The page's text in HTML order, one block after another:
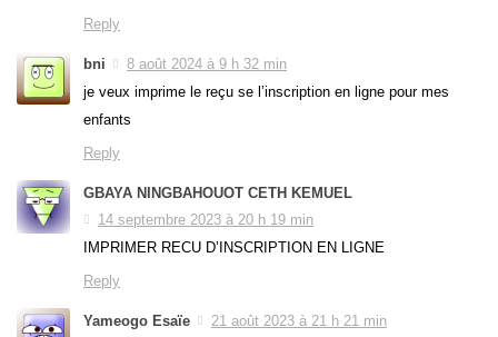
Reply
bni
8 août 2024 à 9 h 32 min
je veux imprime le reçu se l’inscription en ligne pour mes
enfants
Reply
GBAYA NINGBAHOUOT CETH KEMUEL
14 septembre 2023 à 20 h 19 min
IMPRIMER RECU D’INSCRIPTION EN LIGNE
Reply
Yameogo Esaïe 21 août 2023 à 21 h 21 min